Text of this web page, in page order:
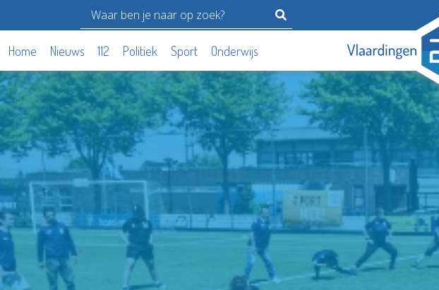
Home Nieuws 112 Politiek Sport Onderwijs